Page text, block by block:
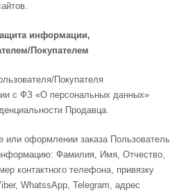
информации,
Покупателем
Покупателя
с ФЗ «О персональных данных»
Продавца.
или оформлении заказа Пользователь
Фамилия, Имя, Отчество,
контактного телефона, привязку
, WhatssApp, Telegram, адрес